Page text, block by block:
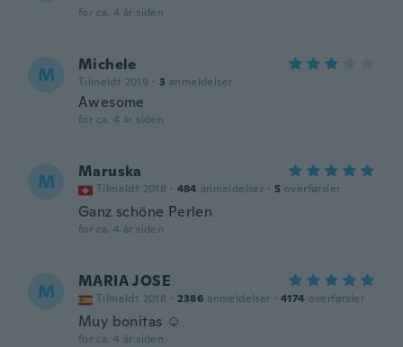
for ca. 4 år siden
M Michele
Tilmeldt 2019 · 3 anmeldelser
Awesome
for ca. 4 år siden
M Maruska
Tilmeldt 2018 · 484 anmeldelser · 5 overførsler
Ganz schöne Perlen
for ca. 4 år siden
M MARIA JOSE
Tilmeldt 2018 · 2386 anmeldelser · 4174 overførsler
Muy bonitas ☺️
for ca. 4 år siden